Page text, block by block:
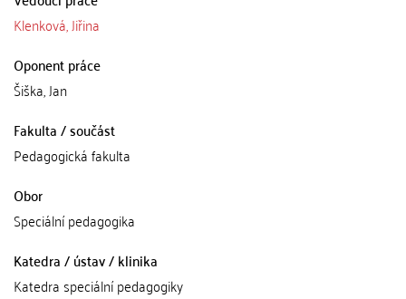
Klenková, Jiřina
Oponent práce
Šiška, Jan
Fakulta / součást
Pedagogická fakulta
Obor
Speciální pedagogika
Katedra / ústav / klinika
Katedra speciální pedagogiky